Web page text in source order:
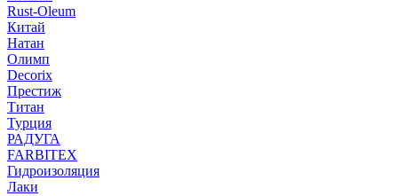
Rust-Oleum
Китай
Натан
Олимп
Decorix
Престиж
Титан
Турция
РАДУГА
FARBITEX
Гидроизоляция
Лаки